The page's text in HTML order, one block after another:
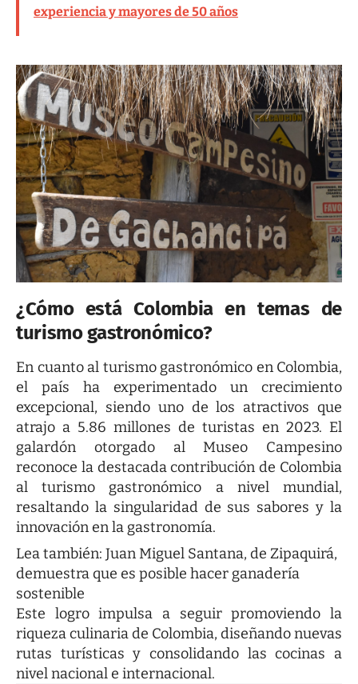
experiencia y mayores de 50 años
¿Cómo está Colombia en temas de
turismo gastronómico?
En cuanto al turismo gastronómico en Colombia,
el país ha experimentado un crecimiento
excepcional, siendo uno de los atractivos que
atrajo a 5.86 millones de turistas en 2023. El
galardón otorgado al Museo Campesino
reconoce la destacada contribución de Colombia
al turismo gastronómico a nivel mundial,
resaltando la singularidad de sus sabores y la
innovación en la gastronomía.
Lea también: Juan Miguel Santana, de Zipaquirá,
demuestra que es posible hacer ganadería
sostenible
Este logro impulsa a seguir promoviendo la
riqueza culinaria de Colombia, diseñando nuevas
rutas turísticas y consolidando las cocinas a
nivel nacional e internacional.